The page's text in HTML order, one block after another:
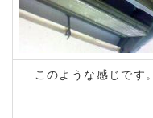
このような感じです。